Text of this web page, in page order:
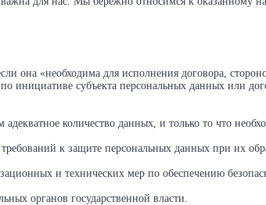
она «необходима для исполнения договора,
инициативе субъекта персональных данных или
количество данных, и только то что
к защите персональных данных при их
и технических мер по обеспечению
органов государственной власти.